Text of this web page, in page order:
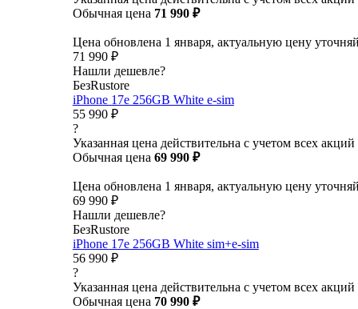
Обычная цена 71 990 ₽
Цена обновлена 1 января, актуальную цену
71 990 ₽
Нашли дешевле?
БезRustore
iPhone 17e 256GB White e-sim
55 990 ₽
?
Указанная цена действительна с учетом всех акций
Обычная цена 69 990 ₽
Цена обновлена 1 января, актуальную цену
69 990 ₽
Нашли дешевле?
БезRustore
iPhone 17e 256GB White sim+e-sim
56 990 ₽
?
Указанная цена действительна с учетом всех акций
Обычная цена 70 990 ₽